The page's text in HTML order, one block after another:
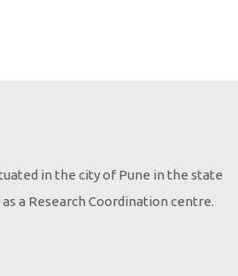
in the city of Pune in the state
a Research Coordination centre.